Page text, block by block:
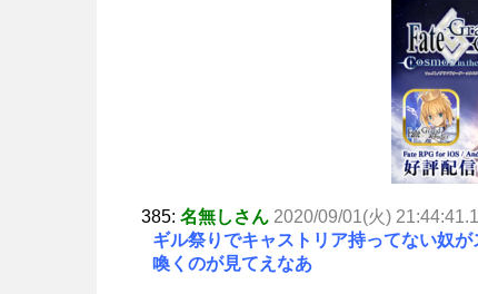
385: 名無しさん 2020/09/01(火)
ギル祭りでキャストリア持ってない奴
喚くのが見てえなあ